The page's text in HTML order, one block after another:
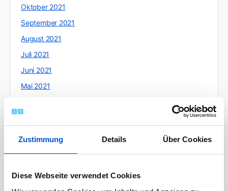
Zustimmung Details Über Cookies
Diese Webseite verwendet Cookies
Oktober 2021
September 2021
August 2021
Juli 2021
Juni 2021
Mai 2021
März 2021
November 2020